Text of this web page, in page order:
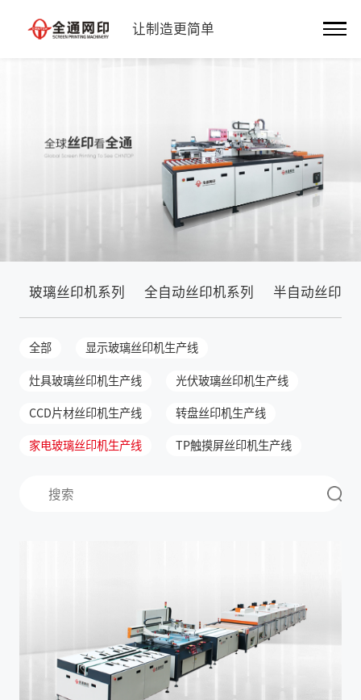
让制造更简单
玻璃丝印机系列 全自动丝印机系列 半自动丝印机
全部 显示玻璃丝印机生产线
灶具玻璃丝印机生产线 光伏玻璃丝印机生产线
CCD片材丝印机生产线 转盘丝印机生产线
家电玻璃丝印机生产线 TP触摸屏丝印机生产线